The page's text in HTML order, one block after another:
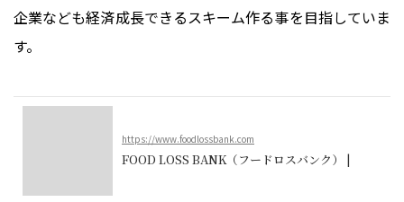
企業なども経済成長できるスキーム作る事を目指していま
す。
https://www.foodlossbank.com
FOOD LOSS BANK（フードロスバンク） |